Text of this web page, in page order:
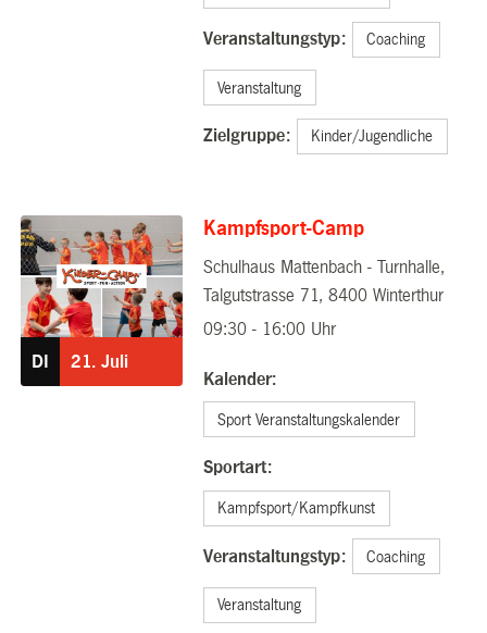
Veranstaltungstyp: Coaching
Veranstaltung
Zielgruppe: Kinder/Jugendliche
DI 21. Juli
Kampfsport-Camp
Schulhaus Mattenbach - Turnhalle,
Talgutstrasse 71, 8400 Winterthur
09:30 - 16:00 Uhr
Kalender:
Sport Veranstaltungskalender
Sportart:
Kampfsport/Kampfkunst
Veranstaltungstyp: Coaching
Veranstaltung